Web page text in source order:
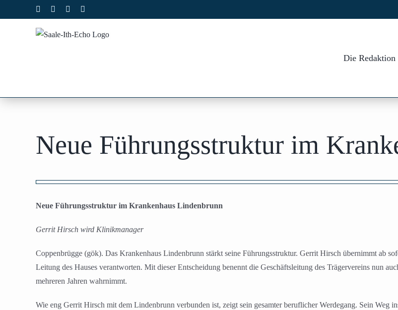
Inhalt
Facebook Instagram
Die Redaktion
Neue Führungsstruktur im
grösseres
Neue Führungsstruktur im Krankenhaus Lindenbrunn
Gerrit Hirsch wird Klinikmanager
Coppenbrügge (gök). Das Krankenhaus Lindenbrunn stärkt seine Führungsstruktur. Gerrit Hirsch übernimmt ab
Leitung des Hauses verantworten. Mit dieser Entscheidung benennt die Geschäftsleitung des Trägervereins nun
mehreren Jahren wahrnimmt.
Wie eng Gerrit Hirsch mit dem Lindenbrunn verbunden ist, zeigt sein gesamter beruflicher Werdegang. Sein Weg